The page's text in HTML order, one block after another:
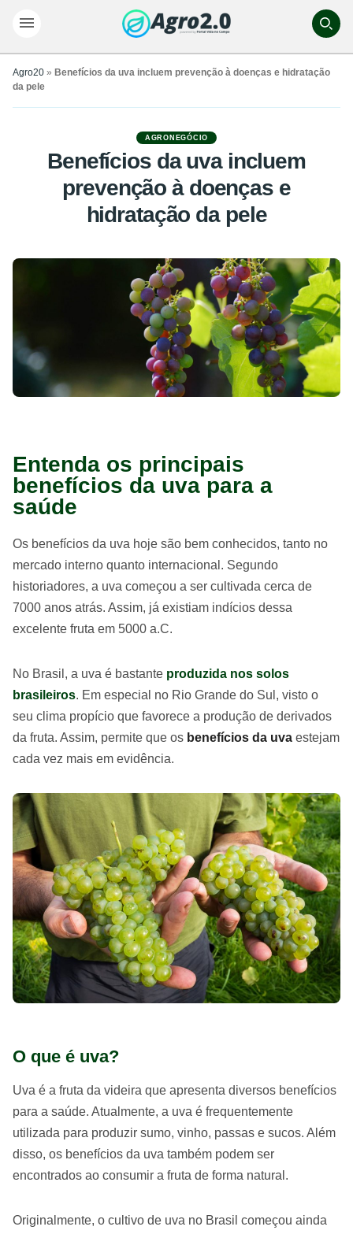
Agro20 » Benefícios da uva incluem prevenção à doenças e hidratação
da pele
AGRONEGÓCIO
Benefícios da uva incluem
prevenção à doenças e
hidratação da pele
Entenda os principais
benefícios da uva para a
saúde
Os benefícios da uva hoje são bem conhecidos, tanto no
mercado interno quanto internacional. Segundo
historiadores, a uva começou a ser cultivada cerca de
7000 anos atrás. Assim, já existiam indícios dessa
excelente fruta em 5000 a.C.
No Brasil, a uva é bastante produzida nos solos
brasileiros. Em especial no Rio Grande do Sul, visto o
seu clima propício que favorece a produção de derivados
da fruta. Assim, permite que os benefícios da uva estejam
cada vez mais em evidência.
O que é uva?
Uva é a fruta da videira que apresenta diversos benefícios
para a saúde. Atualmente, a uva é frequentemente
utilizada para produzir sumo, vinho, passas e sucos. Além
disso, os benefícios da uva também podem ser
encontrados ao consumir a fruta de forma natural.
Originalmente, o cultivo de uva no Brasil começou ainda